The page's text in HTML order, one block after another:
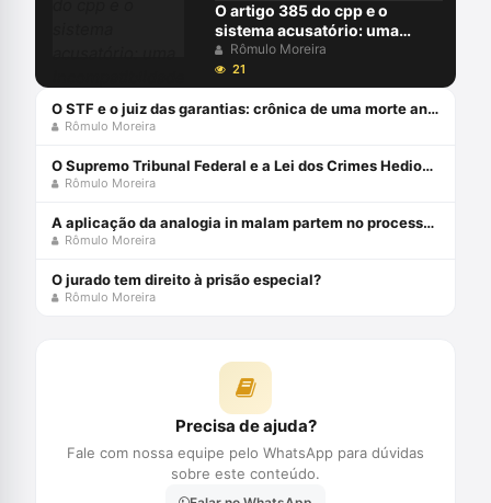
O artigo 385 do cpp e o
sistema acusatório: uma
incompatiblidade com a
constituição federal
Rômulo Moreira
21
O STF e o juiz das garantias: crônica de uma morte anunciada
Rômulo Moreira
O Supremo Tribunal Federal e a Lei dos Crimes Hediondos
Rômulo Moreira
A aplicação da analogia in malam partem no processo penal brasileiro
Rômulo Moreira
O jurado tem direito à prisão especial?
Rômulo Moreira
Precisa de ajuda?
Fale com nossa equipe pelo WhatsApp para dúvidas
sobre este conteúdo.